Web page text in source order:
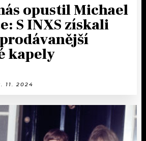
opustil Michael
S INXS získali
kapely
11. 2024